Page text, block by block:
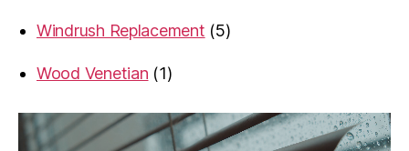
Windrush Replacement
55
Wood Venetian
11